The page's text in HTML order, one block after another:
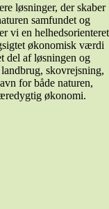
løsninger, der skaber
samfundet og
vi en helhedsorienteret
økonomisk værdi
del af løsningen og
skovrejsning,
for både naturen,
økonomi.